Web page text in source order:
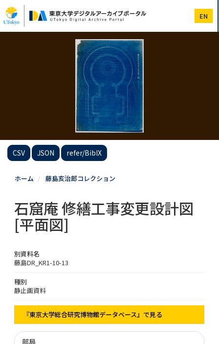
イ
ン
コ
EN
CSV JSON refer/BibIX
ホーム 藤島亥治郎コレクション
石窟庵 修繕工事変更設計図
[平面図]
別資料名
藤島DR_KR1-10-13
種別
静止画資料
『東京大学総合研究博物館データベース』で見る
部局